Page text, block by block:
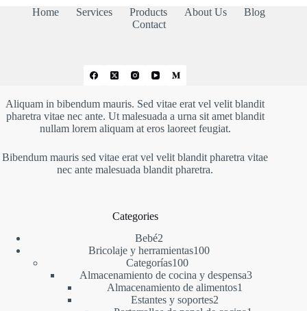
Home Services Products About Us
Blog
Contact
Aliquam in bibendum mauris. Sed vitae erat vel velit blandit
pharetra vitae nec ante. Ut malesuada a urna sit amet blandit
nullam lorem aliquam at eros laoreet feugiat.
Bibendum mauris sed vitae erat vel velit blandit pharetra vitae
nec ante malesuada blandit pharetra.
Categories
Bebé22
productos
Bricolaje y herramientas100100
Categorías100100
productos
Almacenamiento de cocina y despensa33
Almacenamiento de alimentos1
Estantes y soportes22